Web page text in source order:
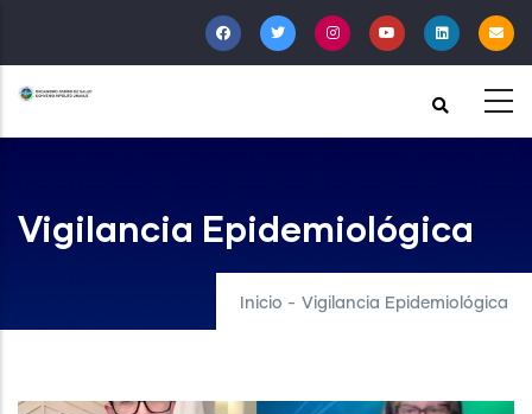
al
contenido
principal
Vigilancia Epidemiológica
Inicio - Vigilancia Epidemiológica